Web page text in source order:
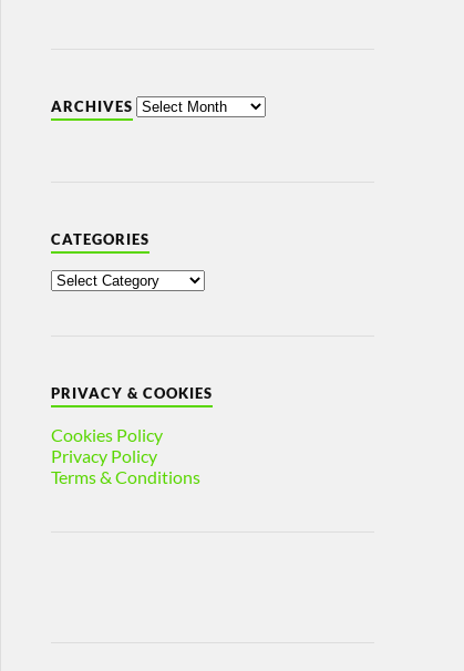
ARCHIVES
CATEGORIES
PRIVACY & COOKIES
Cookies Policy
Privacy Policy
Terms & Conditions